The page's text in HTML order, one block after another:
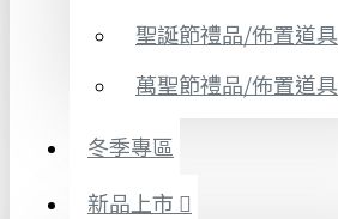
聖誕節禮品/佈置道具
萬聖節禮品/佈置道具
冬季專區
新品上市